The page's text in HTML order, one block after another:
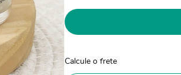
Calcule o frete